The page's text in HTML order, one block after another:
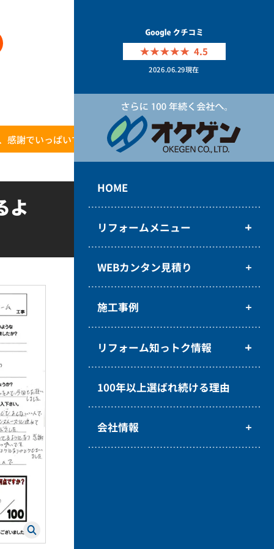
4.5
2026.06.29現在
HOME
リフォームメニュー
WEBカンタン見積り
施工事例
リフォーム知っトク情報
100年以上選ばれ続ける理由
会社情報
謝でいっぱいです。
よ